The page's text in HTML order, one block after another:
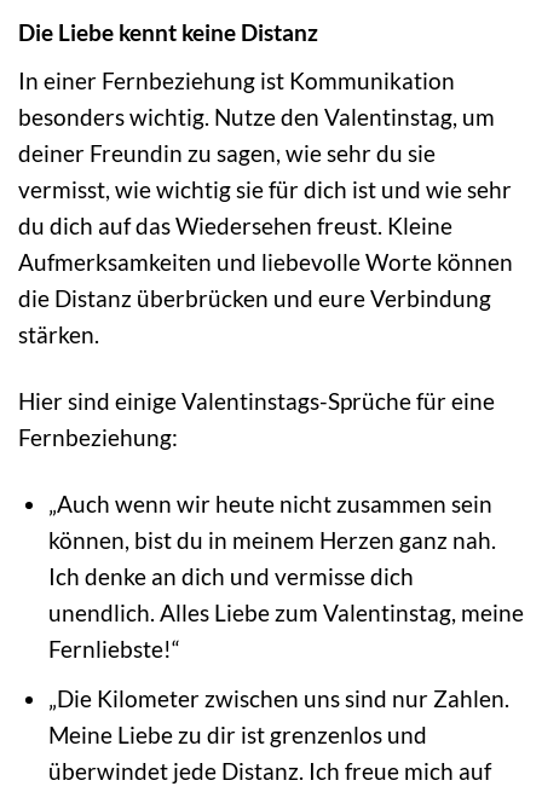
Die Liebe kennt keine Distanz
In einer Fernbeziehung ist Kommunikation
besonders wichtig. Nutze den Valentinstag, um
deiner Freundin zu sagen, wie sehr du sie
vermisst, wie wichtig sie für dich ist und wie sehr
du dich auf das Wiedersehen freust. Kleine
Aufmerksamkeiten und liebevolle Worte können
die Distanz überbrücken und eure Verbindung
stärken.
Hier sind einige Valentinstags-Sprüche für eine
Fernbeziehung:
„Auch wenn wir heute nicht zusammen sein
können, bist du in meinem Herzen ganz nah.
Ich denke an dich und vermisse dich
unendlich. Alles Liebe zum Valentinstag, meine
Fernliebste!“
„Die Kilometer zwischen uns sind nur Zahlen.
Meine Liebe zu dir ist grenzenlos und
überwindet jede Distanz. Ich freue mich auf